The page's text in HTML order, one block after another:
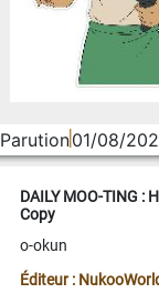
Parution01/08/
DAILY MOO-TING :
Copy
o-okun
Éditeur :